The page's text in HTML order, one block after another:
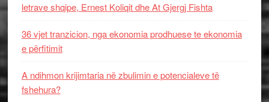
letrave shqipe, Ernest Koliqit dhe At Gjergj Fishta
36 vjet tranzicion, nga ekonomia prodhuese te ekonomia
e përfitimit
A ndihmon krijimtaria në zbulimin e potencialeve të
fshehura?